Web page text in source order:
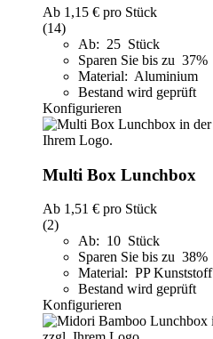
Ab 1,15 € pro Stück
(14)
Ab: 25 Stück
Sparen Sie bis zu 37%
Material: Aluminium
Bestand wird geprüft
Konfigurieren
Multi Box Lunchbox
Ab 1,51 € pro Stück
(2)
Ab: 10 Stück
Sparen Sie bis zu 38%
Material: PP Kunststoff
Bestand wird geprüft
Konfigurieren